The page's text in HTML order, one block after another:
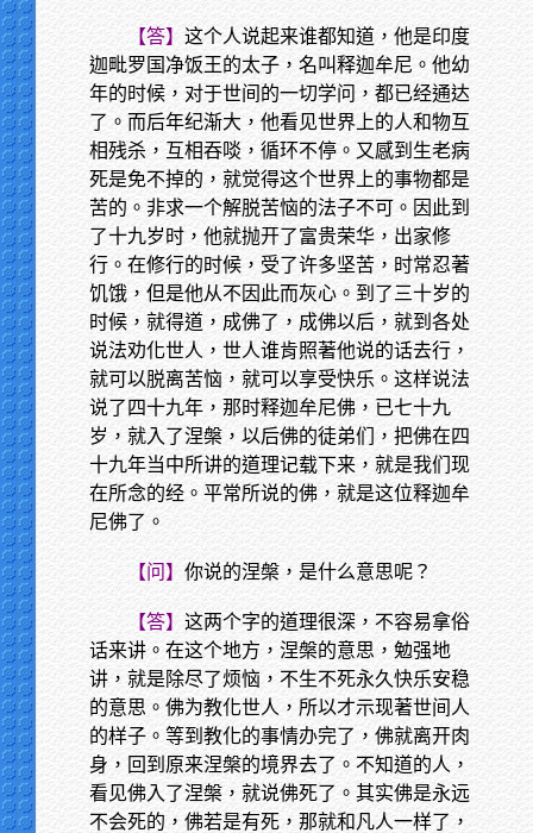
【答】 这个人说起来谁都知道，他是印度
迦毗罗国净饭王的太子，名叫释迦牟尼。他幼
年的时候，对于世间的一切学问，都已经通达
了。而后年纪渐大，他看见世界上的人和物互
相残杀，互相吞啖，循环不停。又感到生老病
死是免不掉的，就觉得这个世界上的事物都是
苦的。非求一个解脱苦恼的法子不可。因此到
了十九岁时，他就抛开了富贵荣华，出家修
行。在修行的时候，受了许多坚苦，时常忍著
饥饿，但是他从不因此而灰心。到了三十岁的
时候，就得道，成佛了，成佛以后，就到各处
说法劝化世人，世人谁肯照著他说的话去行，
就可以脱离苦恼，就可以享受快乐。这样说法
说了四十九年，那时释迦牟尼佛，已七十九
岁，就入了涅槃，以后佛的徒弟们，把佛在四
十九年当中所讲的道理记载下来，就是我们现
在所念的经。平常所说的佛，就是这位释迦牟
尼佛了。
【问】 你说的涅槃，是什么意思呢？
【答】 这两个字的道理很深，不容易拿俗
话来讲。在这个地方，涅槃的意思，勉强地
讲，就是除尽了烦恼，不生不死永久快乐安稳
的意思。佛为教化世人，所以才示现著世间人
的样子。等到教化的事情办完了，佛就离开肉
身，回到原来涅槃的境界去了。不知道的人，
看见佛入了涅槃，就说佛死了。其实佛是永远
不会死的，佛若是有死，那就和凡人一样了，